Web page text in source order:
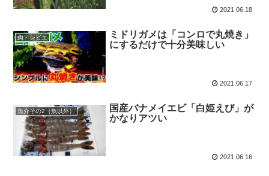
2021.06.18
肉・シビエ
ミドリガメは「コンロで丸焼き」
にするだけで十分美味しい
2021.06.17
魚介その2（魚以外）
国産バナメイエビ「白姫えび」が
かなりアツい
2021.06.16